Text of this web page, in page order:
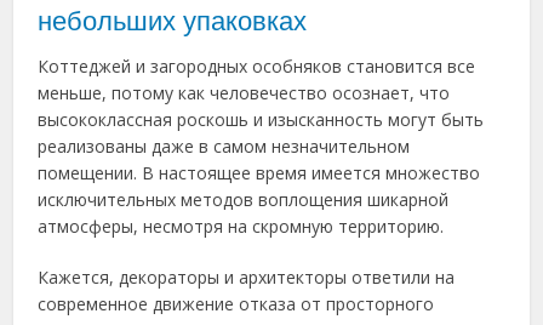
небольших упаковках
Коттеджей и загородных особняков становится все
меньше, потому как человечество осознает, что
высококлассная роскошь и изысканность могут быть
реализованы даже в самом незначительном
помещении. В настоящее время имеется множество
исключительных методов воплощения шикарной
атмосферы, несмотря на скромную территорию.
Кажется, декораторы и архитекторы ответили на
современное движение отказа от просторного